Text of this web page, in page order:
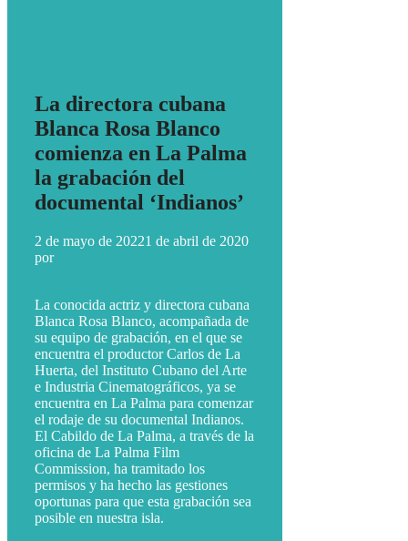
La directora cubana
Blanca Rosa Blanco
comienza en La Palma
la grabación del
documental ‘Indianos’
2 de mayo de 20221 de abril de 2020
por
La conocida actriz y directora cubana
Blanca Rosa Blanco, acompañada de
su equipo de grabación, en el que se
encuentra el productor Carlos de La
Huerta, del Instituto Cubano del Arte
e Industria Cinematográficos, ya se
encuentra en La Palma para comenzar
el rodaje de su documental Indianos.
El Cabildo de La Palma, a través de la
oficina de La Palma Film
Commission, ha tramitado los
permisos y ha hecho las gestiones
oportunas para que esta grabación sea
posible en nuestra isla.